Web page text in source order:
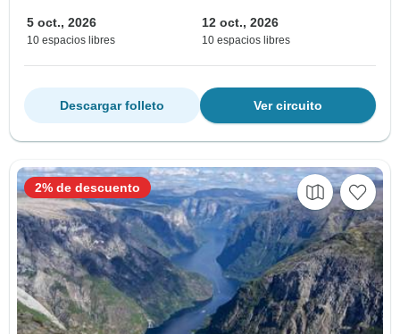
5 oct., 2026
10 espacios libres
12 oct., 2026
10 espacios libres
Ver circuito
Descargar folleto
2% de descuento